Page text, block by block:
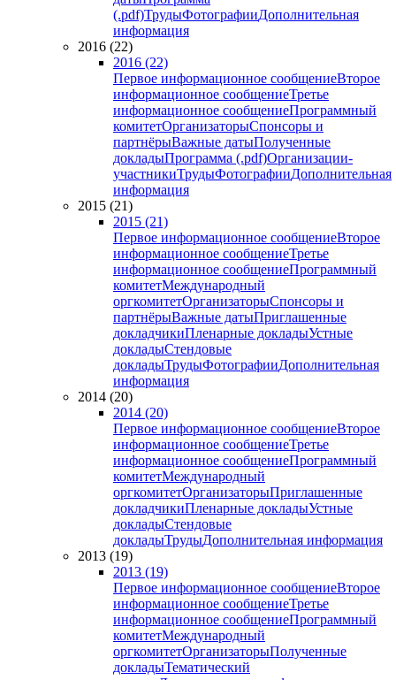
(.pdf)ТрудыФотографииДополнительная
информация
2016 (22)
2016 (22)
Первое информационное сообщениеВторое
информационное сообщениеТретье
информационное сообщениеПрограммный
комитетОрганизаторыСпонсоры и
партнёрыВажные датыПолученные
докладыПрограмма (.pdf)Организации-
участникиТрудыФотографииДополнительная
информация
2015 (21)
2015 (21)
Первое информационное сообщениеВторое
информационное сообщениеТретье
информационное сообщениеПрограммный
комитетМеждународный
оргкомитетОрганизаторыСпонсоры и
партнёрыВажные датыПриглашенные
докладчикиПленарные докладыУстные
докладыСтендовые
докладыТрудыФотографииДополнительная
информация
2014 (20)
2014 (20)
Первое информационное сообщениеВторое
информационное сообщениеТретье
информационное сообщениеПрограммный
комитетМеждународный
оргкомитетОрганизаторыПриглашенные
докладчикиПленарные докладыУстные
докладыСтендовые
докладыТрудыДополнительная информация
2013 (19)
2013 (19)
Первое информационное сообщениеВторое
информационное сообщениеТретье
информационное сообщениеПрограммный
комитетМеждународный
оргкомитетОрганизаторыПолученные
докладыТематический